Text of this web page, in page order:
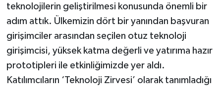
teknolojilerin geliştirilmesi konusunda önemli bir
adım attık. Ülkemizin dört bir yanından başvuran
girişimciler arasından seçilen otuz teknoloji
girişimcisi, yüksek katma değerli ve yatırıma hazır
prototipleri ile etkinliğimizde yer aldı.
Katılımcıların ‘Teknoloji Zirvesi’ olarak tanımladığı